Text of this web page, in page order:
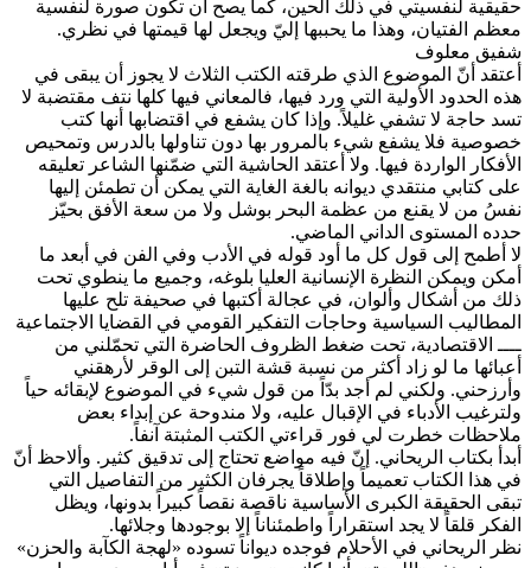
حقيقية لنفسيتي في ذلك الحين، كما يصح أن تكون صورة لنفسية
معظم الفتيان، وهذا ما يحببها إليّ ويجعل لها قيمتها في نظري.
شفيق معلوف
أعتقد أنّ الموضوع الذي طرقته الكتب الثلاث لا يجوز أن يبقى في
هذه الحدود الأولية التي ورد فيها، فالمعاني فيها كلها نتف مقتضبة لا
تسد حاجة لا تشفي غليلاً. وإذا كان يشفع في اقتضابها أنها كتب
خصوصية فلا يشفع شيء بالمرور بها دون تناولها بالدرس وتمحيص
الأفكار الواردة فيها. ولا أعتقد الحاشية التي ضمّنها الشاعر تعليقه
على كتابي منتقدي ديوانه بالغة الغاية التي يمكن أن تطمئن إليها
نفسُ من لا يقنع من عظمة البحر بوشل ولا من سعة الأفق بحيّز
حدده المستوى الداني الماضي.
لا أطمح إلى قول كل ما أود قوله في الأدب وفي الفن في أبعد ما
أمكن ويمكن النظرة الإنسانية العليا بلوغه، وجميع ما ينطوي تحت
ذلك من أشكال وألوان، في عجالة أكتبها في صحيفة تلح عليها
المطاليب السياسية وحاجات التفكير القومي في القضايا الاجتماعية
ــــ الاقتصادية، تحت ضغط الظروف الحاضرة التي تحمّلني من
أعبائها ما لو زاد أكثر من نسبة قشة التبن إلى الوقر لأرهقني
وأرزحني. ولكني لم أجد بدّاً من قول شيء في الموضوع لإبقائه حياً
ولترغيب الأدباء في الإقبال عليه، ولا مندوحة عن إبداء بعض
ملاحظات خطرت لي فور قراءتي الكتب المثبتة آنفاً.
أبدأ بكتاب الريحاني. إنّ فيه مواضع تحتاج إلى تدقيق كثير. وألاحظ أنّ
في هذا الكتاب تعميماً وإطلاقاً يجرفان الكثير من التفاصيل التي
تبقى الحقيقة الكبرى الأساسية ناقصة نقصاً كبيراً بدونها، ويظل
الفكر قلقاً لا يجد استقراراً واطمئناناً إلا بوجودها وجلائها.
نظر الريحاني في الأحلام فوجده ديواناً تسوده «لهجة الكآبة والحزن»